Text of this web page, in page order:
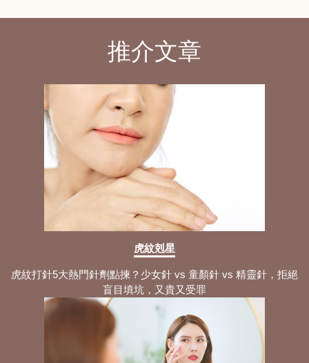
推介文章
虎紋剋星
虎紋打針5大熱門針劑點揀？少女針 vs 童顏針 vs 精靈針，拒絕
盲目填坑，又貴又受罪